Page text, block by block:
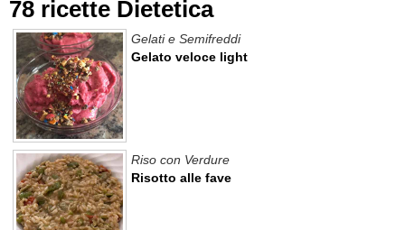
78 ricette Dietetica
Gelato veloce light
Gelati e Semifreddi
Risotto alle fave
Riso con Verdure